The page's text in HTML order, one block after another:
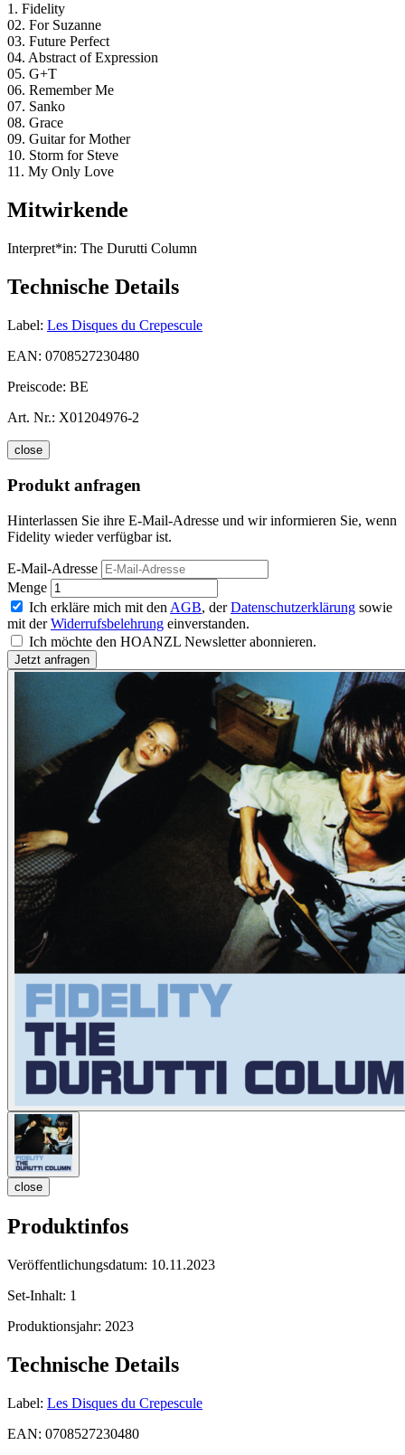
1. Fidelity
02. For Suzanne
03. Future Perfect
04. Abstract of Expression
05. G+T
06. Remember Me
07. Sanko
08. Grace
09. Guitar for Mother
10. Storm for Steve
11. My Only Love
Mitwirkende
Interpret*in: The Durutti Column
Technische Details
Label: Les Disques du Crepescule
EAN: 0708527230480
Preiscode: BE
Art. Nr.: X01204976-2
close
Produkt anfragen
Hinterlassen Sie ihre E-Mail-Adresse und wir informieren Sie, wenn
Fidelity wieder verfügbar ist.
E-Mail-Adresse
Menge
Ich erkläre mich mit den AGB, derDatenschutzerklärung sowie
mit derWiderrufsbelehrung einverstanden.
Ich möchte den HOANZL Newsletter abonnieren.
close
Produktinfos
Veröffentlichungsdatum: 10.11.2023
Set-Inhalt: 1
Produktionsjahr: 2023
Technische Details
Label: Les Disques du Crepescule
EAN: 0708527230480